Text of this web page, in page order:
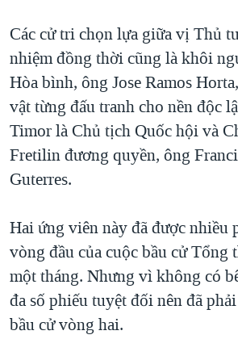
THỂ THAO
GIÁO DỤC
CHI PHÍ CHIẾN TRANH AFGHANISTAN
THƯỢNG ĐỈNH TRUMP-KIM TẠI VIỆT
TRỊNH VĨNH BÌNH VS. CHÍNH PHỦ
NGƯ DÂN VIỆT VÀ LÀN SÓNG TRỘM
BÊN KIA QUỐC LỘ: TIẾNG VỌNG TỪ
Các cử tri chọn lựa giữa vị Thủ
nhiệm đồng thời cũng là khôi
Hòa bình, ông Jose Ramos
vật từng đấu tranh cho nền độc
Timor là Chủ tịch Quốc hội và
Fretilin đương quyền, ông
Guterres.
Hai ứng viên này đã được nhiều
vòng đầu của cuộc bầu cử Tổng
một tháng. Nhưng vì không có
đa số phiếu tuyệt đối nên đã
bầu cử vòng hai.